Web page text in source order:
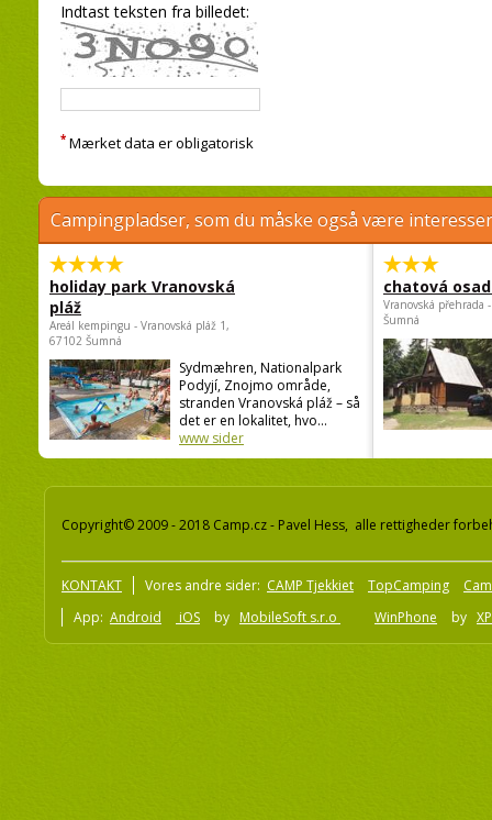
Indtast teksten fra billedet:
* Mærket data er obligatorisk
Campingpladser, som du måske også være
holiday park Vranovská
pláž
Areál kempingu - Vranovská pláž 1,
67102 Šumná
Sydmæhren, Nationalpark
Podyjí, Znojmo område,
stranden Vranovská pláž – så
det er en lokalitet, hvo...
www sider
chatová
Vranovská přehrada
Šumná
Copyright© 2009 - 2018 Camp.cz - Pavel Hess, alle rettigheder
KONTAKT Vores andre sider: CAMP Tjekkiet TopCamping
App: Android iOS by MobileSoft s.r.o WinPhone by